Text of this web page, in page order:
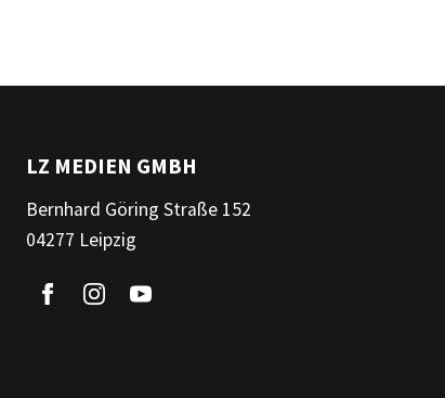
LZ MEDIEN GMBH
Bernhard Göring Straße 152
04277 Leipzig